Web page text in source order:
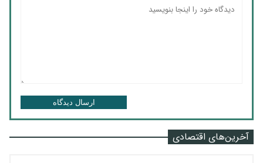
ارسال دیدگاه
آخرین‌های اقتصادی